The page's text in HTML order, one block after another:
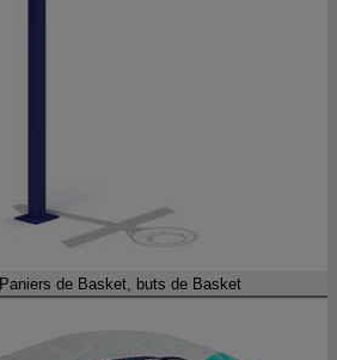
Paniers de Basket, buts de Basket